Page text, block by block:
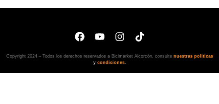
Copyright 2024 – Todos los derechos reservados a Bicimarket Alcorcón, consulte nuestras políticas
y condiciones.